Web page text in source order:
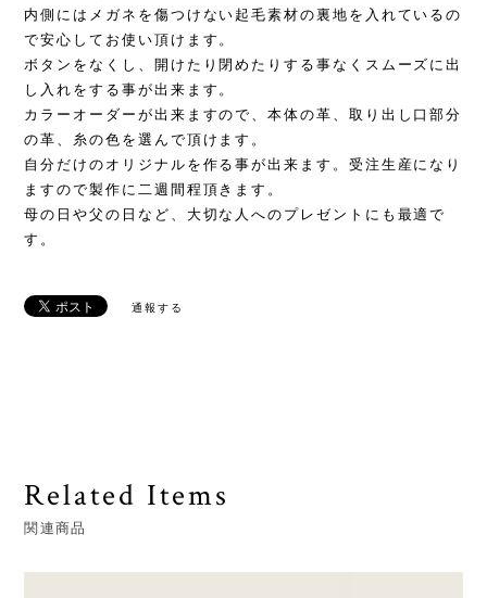
内側にはメガネを傷つけない起毛素材の裏地を入れているの
で安心してお使い頂けます。
ボタンをなくし、開けたり閉めたりする事なくスムーズに出
し入れをする事が出来ます。
カラーオーダーが出来ますので、本体の革、取り出し口部分
の革、糸の色を選んで頂けます。
自分だけのオリジナルを作る事が出来ます。受注生産になり
ますので製作に二週間程頂きます。
母の日や父の日など、大切な人へのプレゼントにも最適で
す。
通報する
Related Items
関連商品